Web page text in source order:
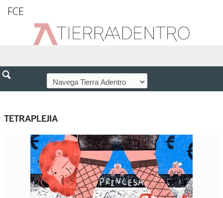
FCE
TETRAPLEJIA